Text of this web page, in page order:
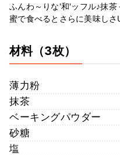
ふんわ～りな'和'ッフル♪抹
蜜で食べるとさらに美味し
材料（3枚）
薄力粉
抹茶
ベーキングパウダー
砂糖
塩